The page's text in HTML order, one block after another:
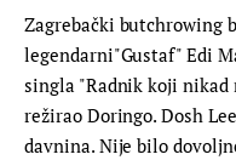
Zagrebački butchrowing
legendarni"Gustaf" Edi
singla "Radnik koji nikad
režirao Doringo. Dosh
davnina. Nije bilo